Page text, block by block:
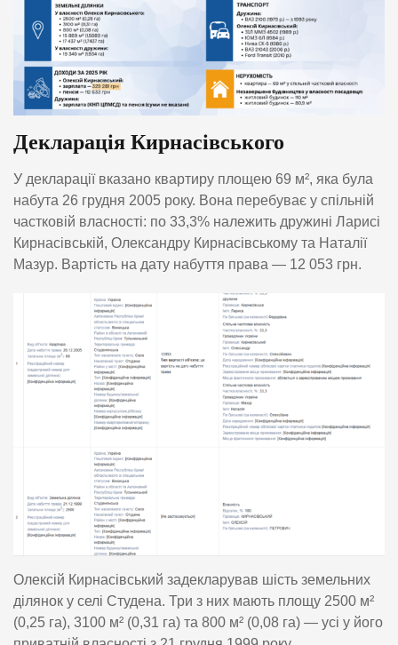
Декларація Кирнасівського
У декларації вказано квартиру площею 69 м², яка була
набута 26 грудня 2005 року. Вона перебуває у спільній
частковій власності: по 33,3% належить дружині Ларисі
Кирнасівській, Олександру Кирнасівському та Наталії
Мазур. Вартість на дату набуття права — 12 053 грн.
Олексій Кирнасівський задекларував шість земельних
ділянок у селі Студена. Три з них мають площу 2500 м²
(0,25 га), 3100 м² (0,31 га) та 800 м² (0,08 га) — усі у його